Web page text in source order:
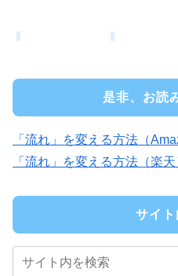
是非、お読
「流れ」を変える方法（
「流れ」を変える方法（楽天
サイ